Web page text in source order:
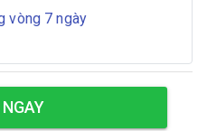
vòng 7 ngày